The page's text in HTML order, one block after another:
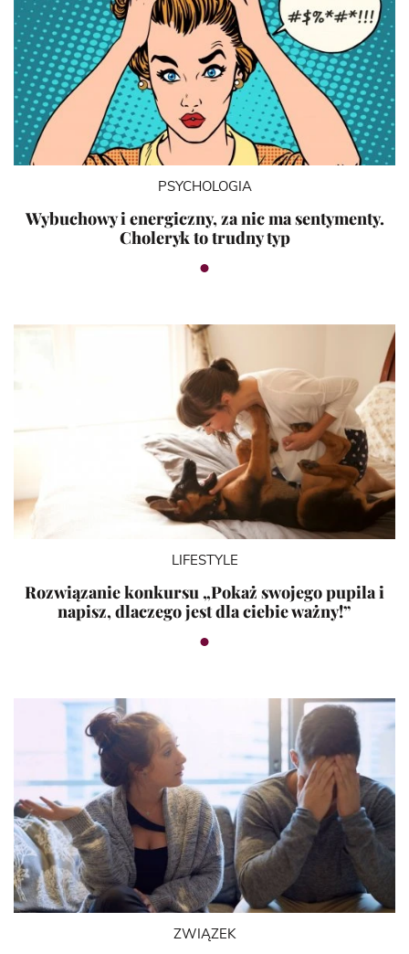
PSYCHOLOGIA
Wybuchowy i energiczny, za nic ma sentymenty.
Choleryk to trudny typ
LIFESTYLE
Rozwiązanie konkursu „Pokaż swojego pupila i
napisz, dlaczego jest dla ciebie ważny!”
ZWIĄZEK